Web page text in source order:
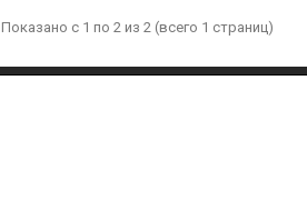
Показано с 1 по 2 из 2 (всего 1 страниц)